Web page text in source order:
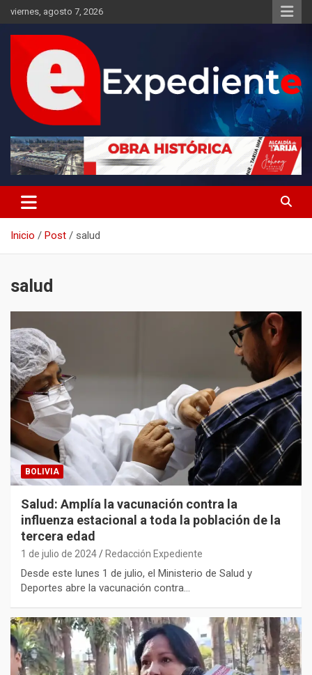
Saltar
al
contenido
viernes, agosto 7, 2026
Expediente
Inicio Post salud
salud
BOLIVIA
Salud: Amplía la vacunación contra la
influenza estacional a toda la población de la
tercera edad
1 de julio de 2024 Redacción Expediente
Desde este lunes 1 de julio, el Ministerio de Salud y
Deportes abre la vacunación contra…